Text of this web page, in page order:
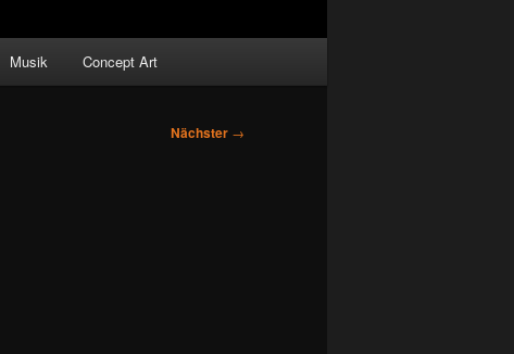
Musik Concept Art
Nächster →